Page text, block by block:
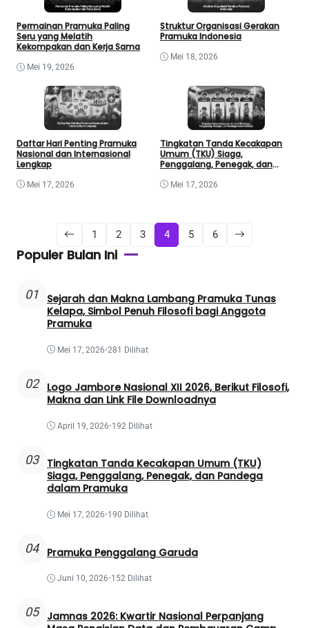
Permainan Pramuka Paling
Seru yang Melatih
Kekompakan dan Kerja Sama
Mei 19, 2026
Struktur Organisasi Gerakan
Pramuka Indonesia
Mei 18, 2026
Daftar Hari Penting Pramuka
Nasional dan Internasional
Lengkap
Mei 17, 2026
Tingkatan Tanda Kecakapan
Umum (TKU) Siaga,
Penggalang, Penegak, dan
Mei 17, 2026
1 2 3 4 5 6
Populer Bulan Ini
01
Sejarah dan Makna Lambang Pramuka Tunas
Kelapa, Simbol Penuh Filosofi bagi Anggota
Pramuka
Mei 17, 2026•281 Dilihat
02
Logo Jambore Nasional XII 2026, Berikut Filosofi,
Makna dan Link File Downloadnya
April 19, 2026•192 Dilihat
03
Tingkatan Tanda Kecakapan Umum (TKU)
Siaga, Penggalang, Penegak, dan Pandega
dalam Pramuka
Mei 17, 2026•190 Dilihat
04 Pramuka Penggalang Garuda
Juni 10, 2026•152 Dilihat
05
Jamnas 2026: Kwartir Nasional Perpanjang